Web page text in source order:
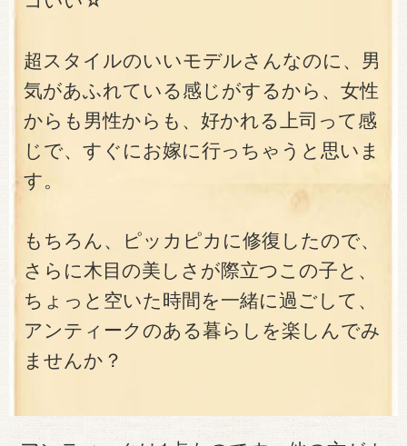
超スタイルのいいモデルさんなのに、男
気があふれている感じがするから、女性
からも男性からも、好かれる上司って感
じで、すぐにお嫁に行っちゃうと思いま
す。
もちろん、ピッカピカに修復したので、
さらに木目の美しさが際立つこの子と、
ちょっと空いた時間を一緒に過ごして、
アンティークのある暮らしを楽しんでみ
ませんか？